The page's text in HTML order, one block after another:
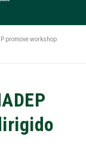
promove workshop